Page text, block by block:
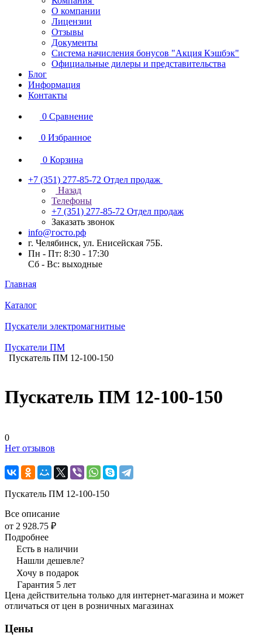
О компании
Лицензии
Отзывы
Документы
Система начисления бонусов "Акция Кэшбэк"
Официальные дилеры и представительства
Блог
Информация
Контакты
0 Сравнение
0 Избранное
0 Корзина
+7 (351) 277-85-72 Отдел продаж
Назад
Телефоны
+7 (351) 277-85-72 Отдел продаж
Заказать звонок
info@госто.рф
г. Челябинск, ул. Енисейская 75Б.
Пн - Пт: 8:30 - 17:30
Сб - Вс: выходные
Главная
Каталог
Пускатели электромагнитные
Пускатели ПМ
Пускатель ПМ 12-100-150
Пускатель ПМ 12-100-150
0
Нет отзывов
Пускатель ПМ 12-100-150
Все описание
от 2 928.75 ₽
Подробнее
Есть в наличии
Нашли дешевле?
Хочу в подарок
Гарантия 5 лет
Цена действительна только для интернет-магазина и может
отличаться от цен в розничных магазинах
Цены